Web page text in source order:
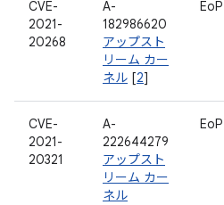
CVE-
2021-
20268
A-
182986620
アップスト
リーム カー
ネル [2]
EoP
CVE-
2021-
20321
A-
222644279
アップスト
リーム カー
ネル
EoP